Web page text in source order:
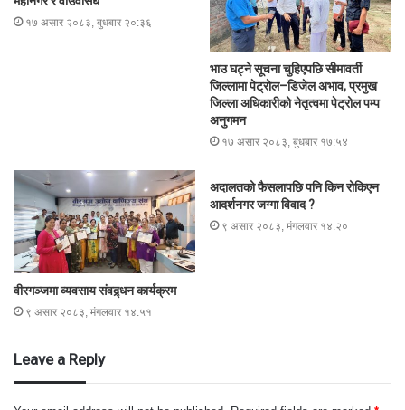
१७ असार २०८३, बुधबार २०:३६
भाउ घट्ने सूचना चुहिएपछि सीमावर्ती
जिल्लामा पेट्रोल–डिजेल अभाव, प्रमुख
जिल्ला अधिकारीको नेतृत्वमा पेट्रोल पम्प
अनुगमन
१७ असार २०८३, बुधबार १७:५४
वीरगञ्जमा व्यवसाय संवद्र्धन कार्यक्रम
९ असार २०८३, मंगलवार १४:५१
अदालतको फैसलापछि पनि किन रोकिएन
आदर्शनगर जग्गा विवाद ?
९ असार २०८३, मंगलवार १४:२०
Leave a Reply